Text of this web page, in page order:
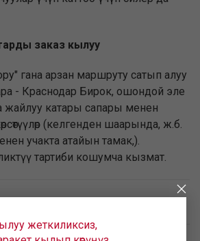
заказ кылуу
гана арзан маршруту сатып алуу
- Краснодар Бирок, ошондой эле
катары сапары менен
(келгенден шаарында, ж.б.
учакта атайын тамак,).
тартиби кошумча кызмат.
- Самара
жеткиликсиз,